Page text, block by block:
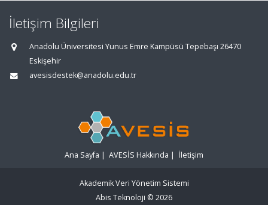
İletişim Bilgileri
Anadolu Üniversitesi Yunus Emre Kampüsü Tepebaşı 26470
Eskişehir
avesisdestek@anadolu.edu.tr
Ana Sayfa | AVESİS Hakkında | İletişim
Akademik Veri Yönetim Sistemi
Abis Teknoloji © 2026